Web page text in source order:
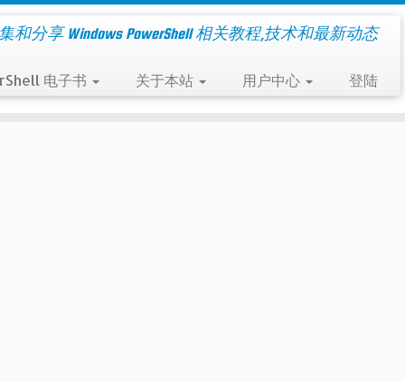
和分享 Windows PowerShell 相关教程,技术和最新动态
电子书 关于本站 用户中心 登陆